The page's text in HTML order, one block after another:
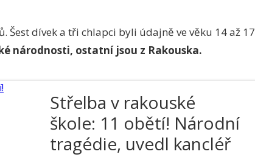
Šest dívek a tři chlapci byli údajně ve věku 14 až 17
národnosti, ostatní jsou z Rakouska.
Střelba v rakouské
škole: 11 obětí! Národní
tragédie, uvedl kancléř